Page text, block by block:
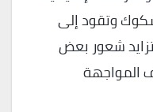
وتقود إلى
شعور بعض
المواجهة